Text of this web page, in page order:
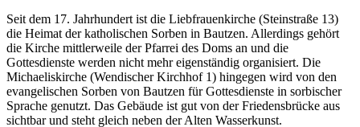
Seit dem 17. Jahrhundert ist die Liebfrauenkirche (Steinstraße 13)
die Heimat der katholischen Sorben in Bautzen. Allerdings gehört
die Kirche mittlerweile der Pfarrei des Doms an und die
Gottesdienste werden nicht mehr eigenständig organisiert. Die
Michaeliskirche (Wendischer Kirchhof 1) hingegen wird von den
evangelischen Sorben von Bautzen für Gottesdienste in sorbischer
Sprache genutzt. Das Gebäude ist gut von der Friedensbrücke aus
sichtbar und steht gleich neben der Alten Wasserkunst.